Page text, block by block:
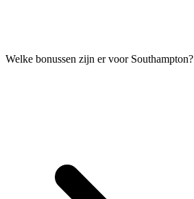
Welke bonussen zijn er voor Southampton?